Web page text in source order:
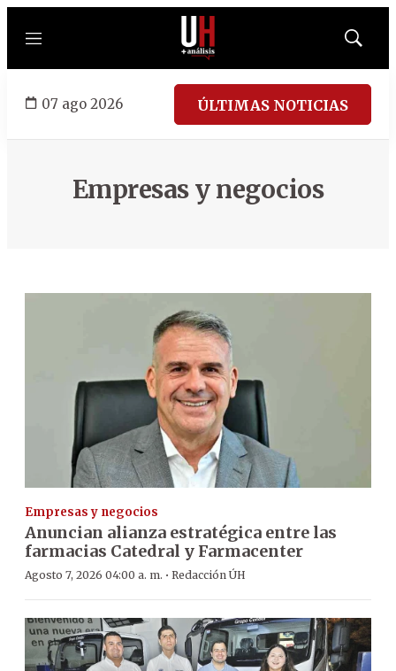
Menú
Mostrar
07 ago 2026 ÚLTIMAS NOTICIAS
Empresas y negocios
Empresas y negocios
Anuncian alianza estratégica entre las
farmacias Catedral y Farmacenter
Agosto 7, 2026 04:00 a. m. · Redacción ÚH